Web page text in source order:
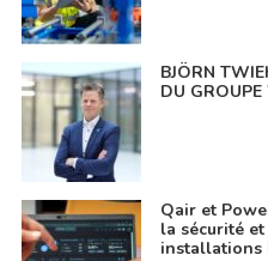
BJÖRN
DU
Qair et
la sécurité
installations